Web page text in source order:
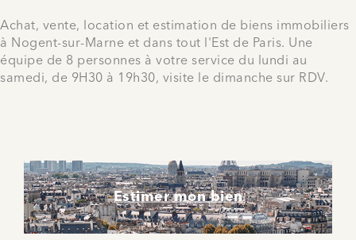
Achat, vente, location et estimation de biens immobiliers
à Nogent-sur-Marne et dans tout l'Est de Paris. Une
équipe de 8 personnes à votre service du lundi au
samedi, de 9H30 à 19h30, visite le dimanche sur RDV.
Estimer mon bien